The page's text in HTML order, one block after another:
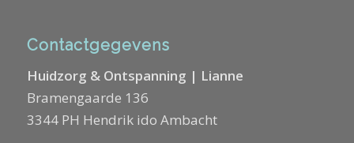
Contactgegevens
Huidzorg & Ontspanning | Lianne
Bramengaarde 136
3344 PH Hendrik ido Ambacht